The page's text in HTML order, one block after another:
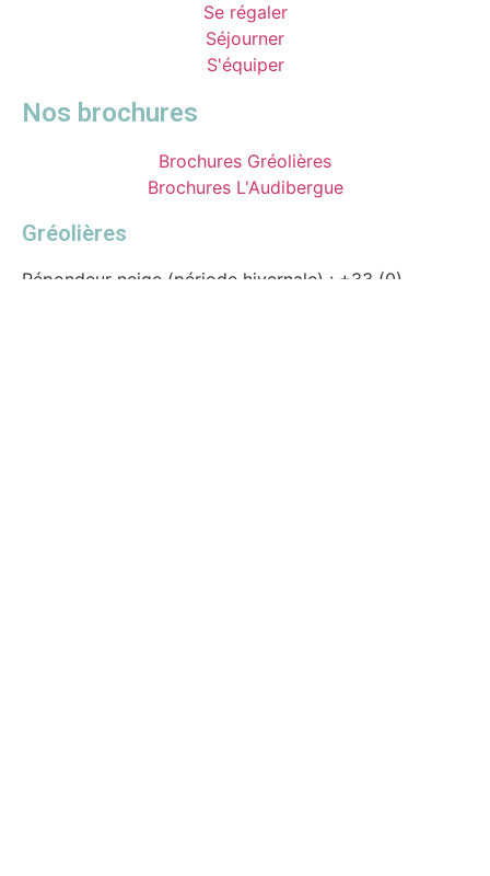
Se régaler
Séjourner
S'équiper
Nos brochures
Brochures Gréolières
Brochures L'Audibergue
Gréolières
Répondeur neige (période hivernale) : +33 (0)